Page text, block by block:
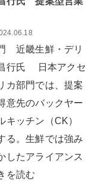
近畿生鮮・デリ
行氏 日本アクセ
カ部門では、提案
意先のバックヤー
キッチン（CK）
る。生鮮では強み
したアライアンス
を読む